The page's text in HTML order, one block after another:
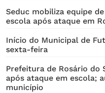
Seduc mobiliza equipe
escola após ataque em
Início do Municipal de
sexta-feira
Prefeitura de Rosário do
após ataque em escola;
município